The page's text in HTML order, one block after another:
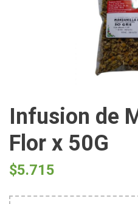
Infusion de
Flor x 50G
$5.715